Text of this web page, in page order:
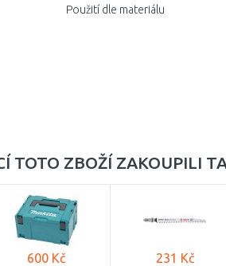
Použití dle materiálu
TOTO ZBOŽÍ ZAKOUPILI
600 Kč 231 Kč